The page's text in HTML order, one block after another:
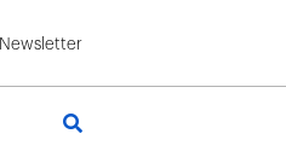
Newsletter